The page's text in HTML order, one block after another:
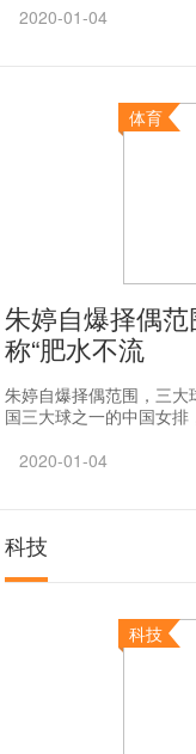
2020-01-04
体育
朱婷自爆择偶
称“肥水不流
朱婷自爆择偶范围，三大
国三大球之一的中国女
2020-01-04
科技
科技